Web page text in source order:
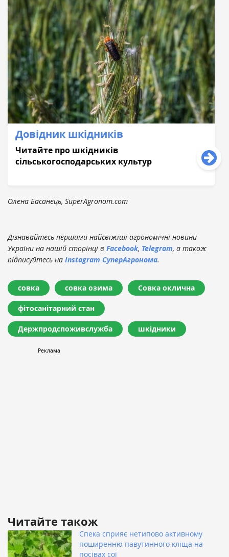
Довідник шкідників
Читайте про шкідників
сільськогосподaрських культур
Олена Басанець, SuperAgronom.com
Дізнавайтесь першими найсвіжіші агрономічні новини
України на нашій сторінці в Facebook, Telegram, а також
підписуйтесь на Instagram СуперАгронома.
совка совка озима Совка оклична
фітосанітарний стан
Держпродспоживслужба шкідники
Читайте також
Спека сприяє нетипово активному
поширенню павутинного кліща на
посівах сої